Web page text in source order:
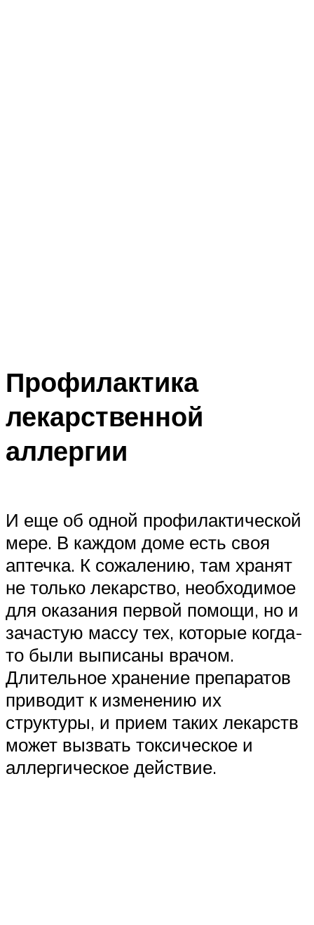
Профилактика
лекарственной
аллергии
И еще об одной профилактической
мере. В каждом доме есть своя
аптечка. К сожалению, там хранят
не только лекарство, необходимое
для оказания первой помощи, но и
зачастую массу тех, которые когда-
то были выписаны врачом.
Длительное хранение препаратов
приводит к изменению их
структуры, и прием таких лекарств
может вызвать токсическое и
аллергическое действие.